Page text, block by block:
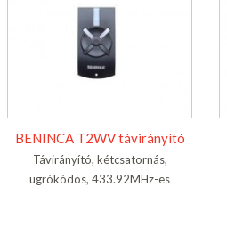
BENINCA T2WV távirányító
Távirányító, kétcsatornás,
ugrókódos, 433.92MHz-es